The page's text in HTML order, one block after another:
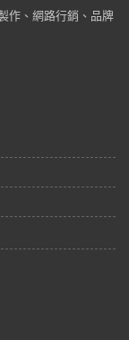
作、網路行銷、品牌